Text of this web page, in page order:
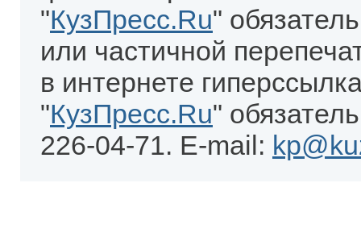
"КузПресс.Ru"
или частичной
в интернете
"КузПресс.Ru"
226-04-71. E-mail: